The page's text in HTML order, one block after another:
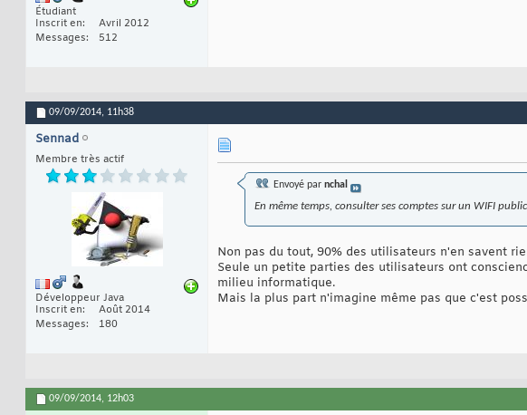
Étudiant
Inscrit en
Avril 2012
Messages
512
09/09/2014, 11h38
Sennad
Membre très actif
Développeur Java
Inscrit en
Août 2014
Messages
180
Envoyé par nchal
En même temps, consulter ses comptes sur un WIFI
Non pas du tout, 90% des utilisateurs n'en savent
Seule un petite parties des utilisateurs ont
milieu informatique.
Mais la plus part n'imagine même pas que c'est
09/09/2014, 12h03